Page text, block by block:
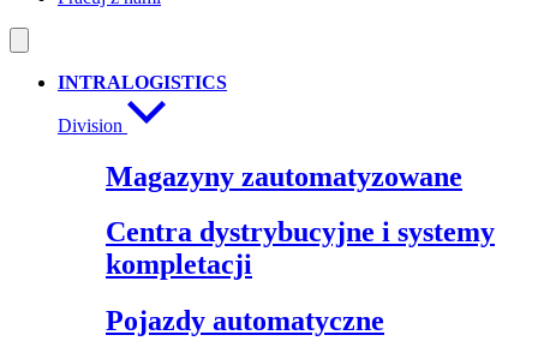
INTRALOGISTICS
Division
Magazyny zautomatyzowane
Centra dystrybucyjne i systemy
kompletacji
Pojazdy automatyczne